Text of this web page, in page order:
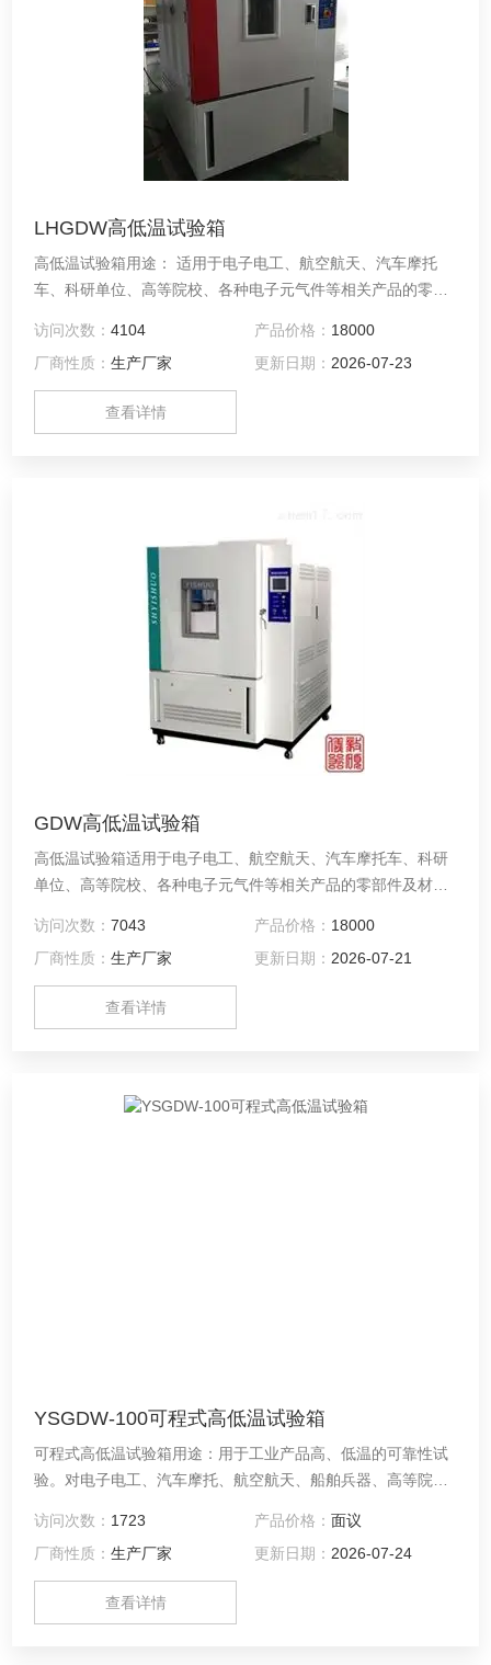
LHGDW高低温试验箱
高低温试验箱用途： 适用于电子电工、航空航天、汽车摩托
车、科研单位、高等院校、各种电子元气件等相关产品的零部
验，检测其各性能指标。
访问次数：4104 产品价格： 18000
厂商性质：生产厂家 更新日期： 2026-07-23
查看详情
GDW高低温试验箱
高低温试验箱适用于电子电工、航空航天、汽车摩托车、科研
单位、高等院校、各种电子元气件等相关产品的零部件及材料
其各性能指标。
访问次数：7043 产品价格： 18000
厂商性质：生产厂家 更新日期： 2026-07-21
查看详情
YSGDW-100可程式高低温试验箱
可程式高低温试验箱用途：用于工业产品高、低温的可靠性试
验。对电子电工、汽车摩托、航空航天、船舶兵器、高等院
的情况下，检验其各项性能指标
访问次数： 1723 产品价格： 面议
厂商性质：生产厂家 更新日期： 2026-07-24
查看详情